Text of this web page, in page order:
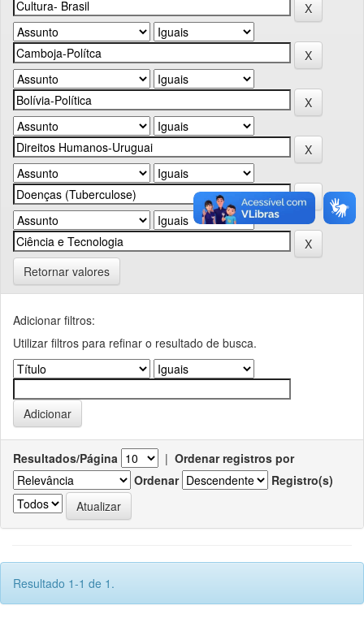
Retornar valores
Adicionar filtros:
Utilizar filtros para refinar o resultado de busca.
Resultados/Página | Ordenar registros por
Ordenar
Registro(s)
Resultado 1-1 de 1.